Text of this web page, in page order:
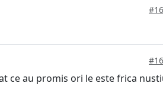
ce au promis ori le este frica